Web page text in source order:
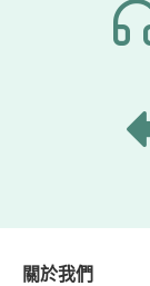
關於我們